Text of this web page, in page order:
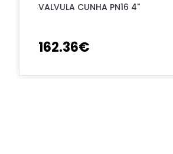
VALVULA CUNHA PN16 4"
162.36€